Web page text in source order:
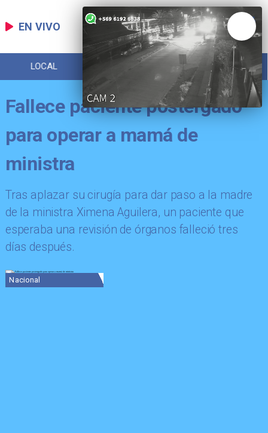
EN VIVO
LOCAL POLICIAL
Fallece paciente postergado
para operar a mamá de
ministra
Tras aplazar su cirugía para dar paso a la madre
de la ministra Ximena Aguilera, un paciente que
esperaba una revisión de órganos falleció tres
días después.
Nacional